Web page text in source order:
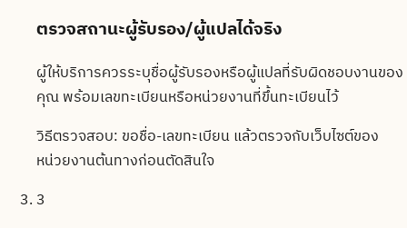
ตรวจสถานะผู้รับรอง/ผู้แปลได้จริง
ผู้ให้บริการควรระบุชื่อผู้รับรองหรือผู้แปลที่รับผิดชอบงานของ
คุณ พร้อมเลขทะเบียนหรือหน่วยงานที่ขึ้นทะเบียนไว้
วิธีตรวจสอบ: ขอชื่อ-เลขทะเบียน แล้วตรวจกับเว็บไซต์ของ
หน่วยงานต้นทางก่อนตัดสินใจ
3